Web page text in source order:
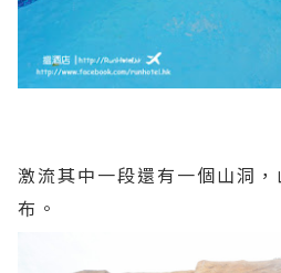
激流其中一段還有一個山洞
布。